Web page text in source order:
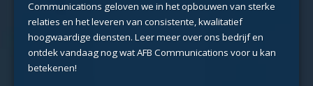
Communications geloven we in het opbouwen van sterke
relaties en het leveren van consistente, kwalitatief
hoogwaardige diensten. Leer meer over ons bedrijf en
ontdek vandaag nog wat AFB Communications voor u kan
betekenen!